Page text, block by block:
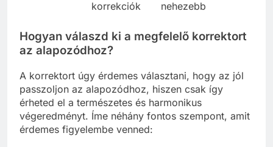
korrekciók
nehezebb
Hogyan válaszd ki a megfelelő korrektort
az alapozódhoz?
A korrektort úgy érdemes választani, hogy az jól
passzoljon az alapozódhoz, hiszen csak így
érheted el a természetes és harmonikus
végeredményt. Íme néhány fontos szempont, amit
érdemes figyelembe venned: